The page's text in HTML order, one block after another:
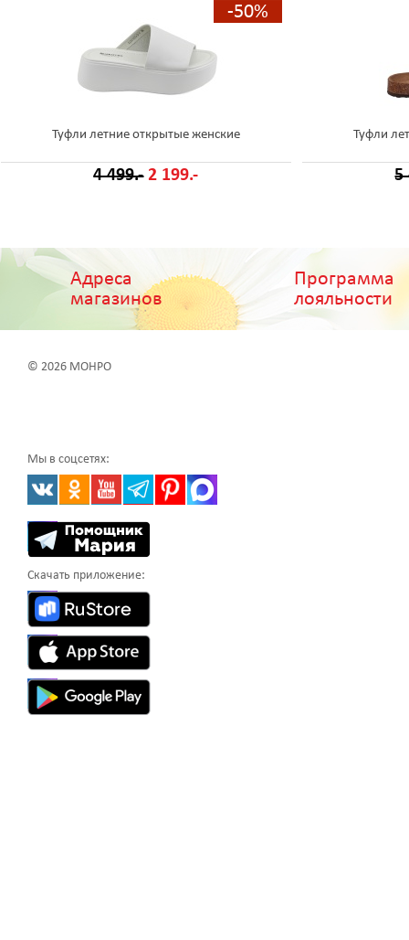
-50%
Туфли летние открытые женские
4 499.- 2 199.-
Туфли
5
Адреса
магазинов
Программа
лояльности
© 2026 МОНРО
Мы в соцсетях:
Скачать приложение: